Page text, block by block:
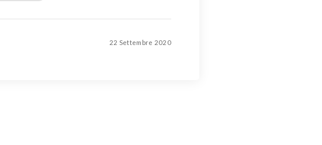
22 Settembre 2020